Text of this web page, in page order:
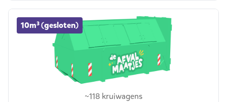
~118 kruiwagens
10m³ (gesloten)
10m³ (gesloten) container huren